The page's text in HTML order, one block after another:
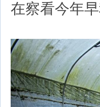
在察看今年